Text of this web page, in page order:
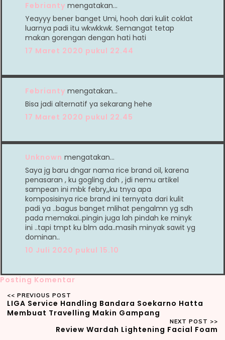
Febrianty mengatakan…
Yeayyy bener banget Umi, hooh dari kulit coklat
luarnya padi itu wkwkkwk. Semangat tetap
makan gorengan dengan hati hati
17 Maret 2020 pukul 22.44
Febrianty mengatakan…
Bisa jadi alternatif ya sekarang hehe
17 Maret 2020 pukul 22.45
Unknown mengatakan…
Saya jg baru dngar nama rice brand oil, karena
penasaran , ku gogling dah , jdi nemu artikel
sampean ini mbk febry,,ku tnya apa
komposisinya rice brand ini ternyata dari kulit
padi ya ..bagus banget mlihat pengalmn yg sdh
pada memakai..pingin juga lah pindah ke minyk
ini ..tapi tmpt ku blm ada..masih minyak sawit yg
dominan..
10 Juli 2020 pukul 15.10
Posting Komentar
LIGA Service Handling Bandara Soekarno Hatta
Membuat Travelling Makin Gampang
Review Wardah Lightening Facial Foam